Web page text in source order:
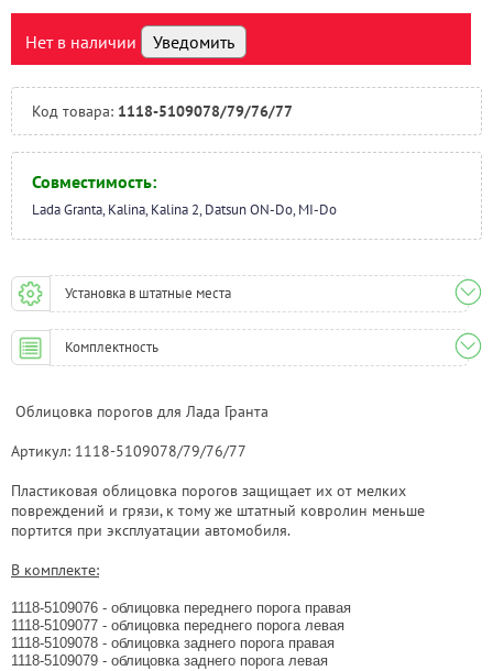
Под заказ
Тюмень:
Под заказ
Нет в наличии Уведомить
Код товара: 1118-5109078/79/76/77
Совместимость:
Lada Granta, Kalina, Kalina 2, Datsun ON-Do, MI-Do
Установка в штатные места
Комплектность
Облицовка порогов для Лада Гранта
Артикул: 1118-5109078/79/76/77
Пластиковая облицовка порогов защищает их от мелких
повреждений и грязи, к тому же штатный ковролин меньше
портится при эксплуатации автомобиля.
В комплекте:
1118-5109076 - облицовка переднего порога правая
1118-5109077 - облицовка переднего порога левая
1118-5109078 - облицовка заднего порога правая
1118-5109079 - облицовка заднего порога левая